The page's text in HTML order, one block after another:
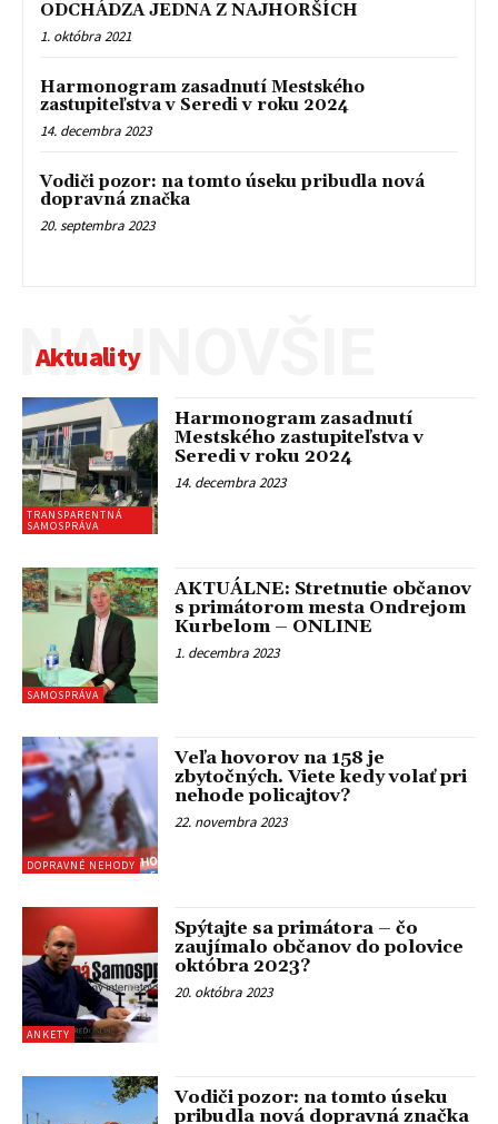
ODCHÁDZA JEDNA Z NAJHORŠÍCH
1. októbra 2021
Harmonogram zasadnutí Mestského
zastupiteľstva v Seredi v roku 2024
14. decembra 2023
Vodiči pozor: na tomto úseku pribudla nová
dopravná značka
20. septembra 2023
Aktuality
NAJNOVŠIE
TRANSPARENTNÁ
SAMOSPRÁVA
Harmonogram zasadnutí
Mestského zastupiteľstva v
Seredi v roku 2024
14. decembra 2023
SAMOSPRÁVA
AKTUÁLNE: Stretnutie občanov
s primátorom mesta Ondrejom
Kurbelom – ONLINE
1. decembra 2023
DOPRAVNÉ NEHODY
Veľa hovorov na 158 je
zbytočných. Viete kedy volať pri
nehode policajtov?
22. novembra 2023
ANKETY
Spýtajte sa primátora – čo
zaujímalo občanov do polovice
októbra 2023?
20. októbra 2023
Vodiči pozor: na tomto úseku
pribudla nová dopravná značka